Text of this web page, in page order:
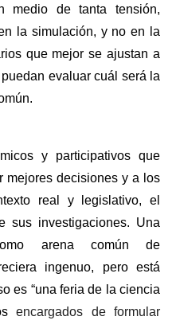
medio de tanta tensión,
la simulación, y no en la
que mejor se ajustan a
evaluar cuál será la
y participativos que
mejores decisiones y a los
real y legislativo, el
sus investigaciones. Una
arena común de
ingenuo, pero está
es “una feria de la ciencia
encargados de formular